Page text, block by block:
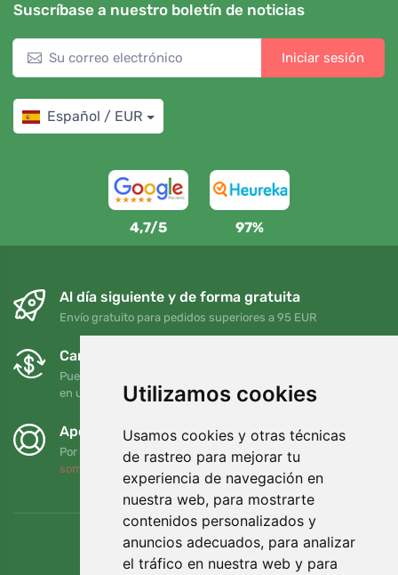
Utilizamos cookies
Usamos cookies y otras técnicas
de rastreo para mejorar tu
experiencia de navegación en
nuestra web, para mostrarte
contenidos personalizados y
anuncios adecuados, para analizar
el tráfico en nuestra web y para
Suscríbase a nuestro boletín de noticias
Iniciar sesión
Español / EUR
4,7/5 97%
Al día siguiente y de forma gratuita
Envío gratuito para pedidos superiores a 95 EUR
Cambios y devoluciones gratuitos
Puede devolver o cambiar su pedido en cualquier momento
en un plazo de 90 días
Apoyamos a Trees.org
Por cada pedido plantamos un árbol. Leer más
somos